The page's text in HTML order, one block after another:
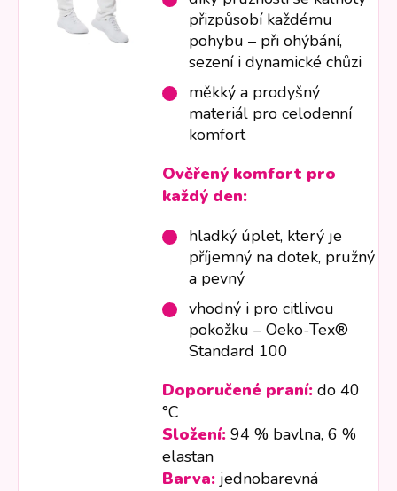
přizpůsobí každému
pohybu – při ohýbání,
sezení i dynamické chůzi
měkký a prodyšný
materiál pro celodenní
komfort
Ověřený komfort pro
každý den:
hladký úplet, který je
příjemný na dotek, pružný
a pevný
vhodný i pro citlivou
pokožku – Oeko-Tex®
Standard 100
Doporučené praní: do 40
°C
Složení: 94 % bavlna, 6 %
elastan
Barva: jednobarevná